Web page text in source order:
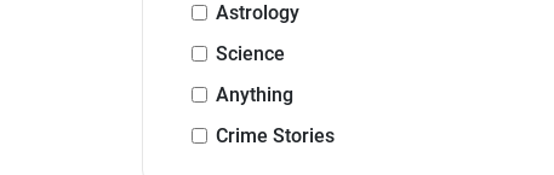
Astrology
Science
Anything
Crime Stories